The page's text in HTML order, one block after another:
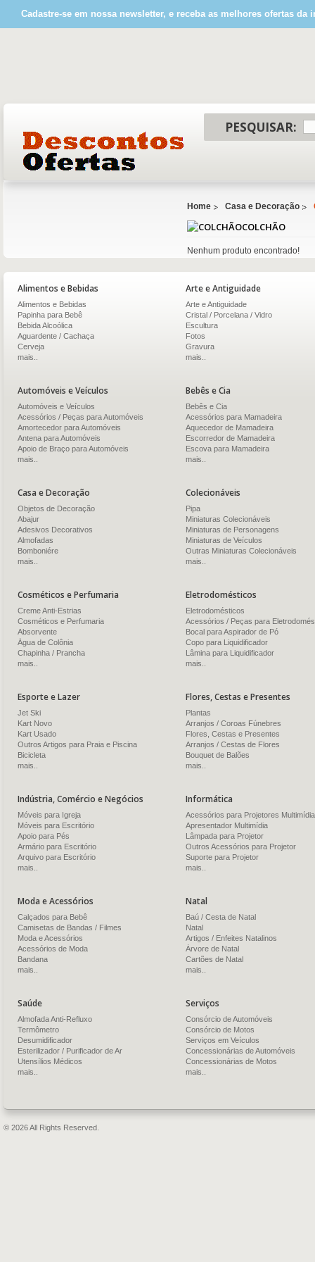
Cadastre-se em nossa newsletter, e receba as melhores ofertas da
PESQUISAR:
Home Casa e Decoração
COLCHÃO
Nenhum produto encontrado!
Alimentos e Bebidas
Alimentos e Bebidas
Papinha para Bebê
Bebida Alcoólica
Aguardente / Cachaça
Cerveja
mais..
Arte e Antiguidade
Arte e Antiguidade
Cristal / Porcelana / Vidro
Escultura
Fotos
Gravura
mais..
Automóveis e Veículos
Automóveis e Veículos
Acessórios / Peças para Automóveis
Amortecedor para Automóveis
Antena para Automóveis
Apoio de Braço para Automóveis
mais..
Bebês e Cia
Bebês e Cia
Acessórios para Mamadeira
Aquecedor de Mamadeira
Escorredor de Mamadeira
Escova para Mamadeira
mais..
Casa e Decoração
Objetos de Decoração
Abajur
Adesivos Decorativos
Almofadas
Bomboniére
mais..
Colecionáveis
Pipa
Miniaturas Colecionáveis
Miniaturas de Personagens
Miniaturas de Veículos
Outras Miniaturas Colecionáveis
mais..
Cosméticos e Perfumaria
Creme Anti-Estrias
Cosméticos e Perfumaria
Absorvente
Água de Colônia
Chapinha / Prancha
mais..
Eletrodomésticos
Eletrodomésticos
Acessórios / Peças para
Bocal para Aspirador de Pó
Copo para Liquidificador
Lâmina para Liquidificador
mais..
Esporte e Lazer
Jet Ski
Kart Novo
Kart Usado
Outros Artigos para Praia e Piscina
Bicicleta
mais..
Flores, Cestas e Presentes
Plantas
Arranjos / Coroas Fúnebres
Flores, Cestas e Presentes
Arranjos / Cestas de Flores
Bouquet de Balões
mais..
Indústria, Comércio e Negócios
Móveis para Igreja
Móveis para Escritório
Apoio para Pés
Armário para Escritório
Arquivo para Escritório
mais..
Informática
Acessórios para Projetores Multimídia
Apresentador Multimídia
Lâmpada para Projetor
Outros Acessórios para Projetor
Suporte para Projetor
mais..
Moda e Acessórios
Calçados para Bebê
Camisetas de Bandas / Filmes
Moda e Acessórios
Acessórios de Moda
Bandana
mais..
Natal
Baú / Cesta de Natal
Natal
Artigos / Enfeites Natalinos
Árvore de Natal
Cartões de Natal
mais..
Saúde
Almofada Anti-Refluxo
Termômetro
Desumidificador
Esterilizador / Purificador de Ar
Utensílios Médicos
mais..
Serviços
Consórcio de Automóveis
Consórcio de Motos
Serviços em Veículos
Concessionárias de Automóveis
Concessionárias de Motos
mais..
© 2026 All Rights Reserved.